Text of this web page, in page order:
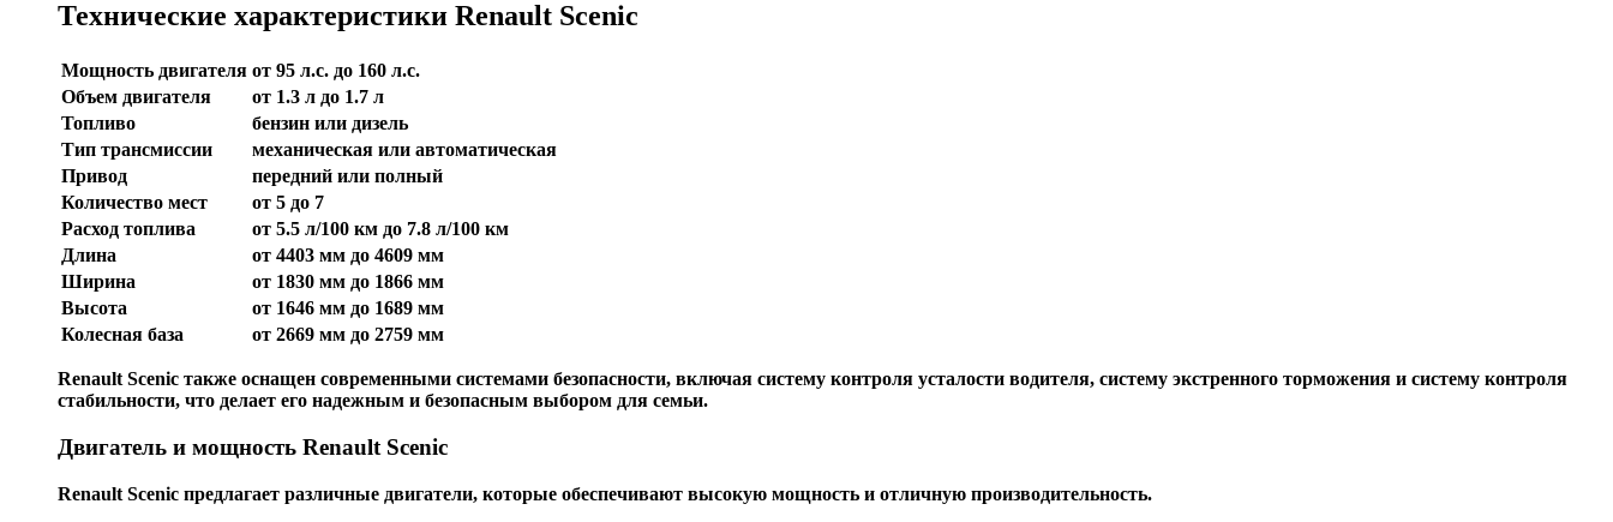
Технические характеристики Renault Scenic
Мощность двигателя от 95 л.с. до 160 л.с.
Объем двигателя
от 1.3 л до 1.7 л
Топливо
бензин или дизель
Тип трансмиссии
механическая или автоматическая
Привод
передний или полный
Количество мест
от 5 до 7
Расход топлива
от 5.5 л/100 км до 7.8 л/100 км
Длина
от 4403 мм до 4609 мм
Ширина
от 1830 мм до 1866 мм
Высота
от 1646 мм до 1689 мм
Колесная база
от 2669 мм до 2759 мм
Renault Scenic также оснащен современными системами безопасности, включая систему контроля усталости водителя, систему экстренного торможения и систему контроля
стабильности, что делает его надежным и безопасным выбором для семьи.
Двигатель и мощность Renault Scenic
Renault Scenic предлагает различные двигатели, которые обеспечивают высокую мощность и отличную производительность.